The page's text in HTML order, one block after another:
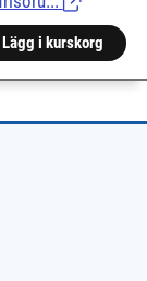
Lägg i kurskorg